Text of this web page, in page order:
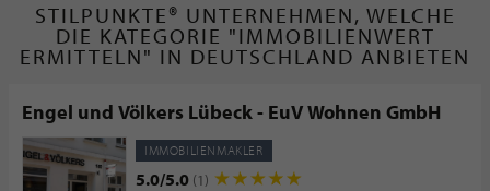
STILPUNKTE® UNTERNEHMEN, WELCHE
DIE KATEGORIE "IMMOBILIENWERT
ERMITTELN" IN DEUTSCHLAND ANBIETEN
Engel und Völkers Lübeck - EuV Wohnen GmbH
IMMOBILIENMAKLER
5.0/5.0 (1)